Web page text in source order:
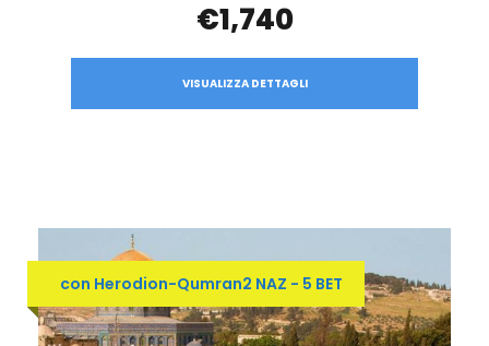
€1,740
VISUALIZZA DETTAGLI
con Herodion-Qumran2 NAZ - 5 BET